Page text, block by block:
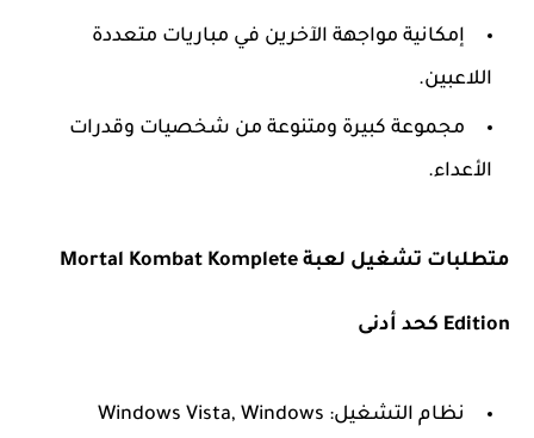
إمكانية مواجهة الآخرين في مباريات متعددة
اللاعبين.
مجموعة كبيرة ومتنوعة من شخصيات وقدرات
الأعداء.
متطلبات تشغيل لعبة Mortal Kombat Komplete
Edition كحد أدنى
نظام التشغيل: Windows Vista, Windows